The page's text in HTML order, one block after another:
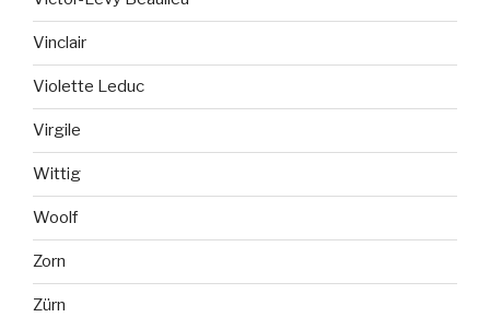
Vinclair
Violette Leduc
Virgile
Wittig
Woolf
Zorn
Zürn